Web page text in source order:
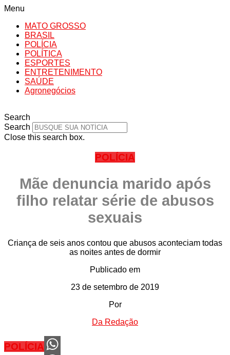
Menu
MATO GROSSO
BRASIL
POLÍCIA
POLÍTICA
ESPORTES
ENTRETENIMENTO
SAÚDE
Agronegócios
Search
Search
Close this search box.
POLÍCIA
Mãe denuncia marido após
filho relatar série de abusos
sexuais
Criança de seis anos contou que abusos aconteciam todas
as noites antes de dormir
Publicado em
23 de setembro de 2019
Por
Da Redação
POLÍCIA